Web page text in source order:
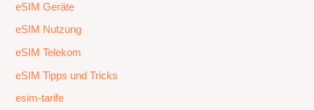
eSIM Geräte
eSIM Nutzung
eSIM Telekom
eSIM Tipps und Tricks
esim-tarife